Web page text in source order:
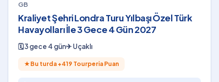
GB
Kraliyet Şehri Londra Turu Yılbaşı Özel Türk
Havayolları İle 3 Gece 4 Gün 2027
🗓3 gece 4 gün✈Uçaklı
★ Bu turda +419 Tourperia Puan